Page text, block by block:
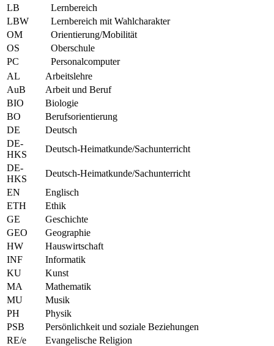
LB
Lernbereich
LBW
Lernbereich mit Wahlcharakter
OM
Orientierung/Mobilität
OS
Oberschule
PC
Personalcomputer
AL
Arbeitslehre
AuB
Arbeit und Beruf
BIO
Biologie
BO
Berufsorientierung
DE
Deutsch
DE-
HKS
Deutsch-Heimatkunde/Sachunterricht
DE-
HKS
Deutsch-Heimatkunde/Sachunterricht
EN
Englisch
ETH
Ethik
GE
Geschichte
GEO
Geographie
HW
Hauswirtschaft
INF
Informatik
KU
Kunst
MA
Mathematik
MU
Musik
PH
Physik
PSB
Persönlichkeit und soziale Beziehungen
RE/e
Evangelische Religion